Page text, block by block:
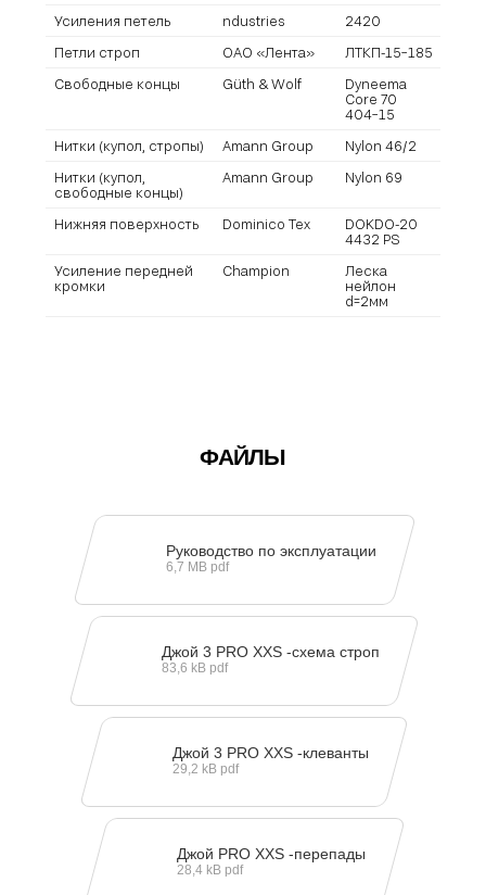
Усиления петель ndustries 2420
Петли строп ОАО «Лента» ЛТКП-15−185
Свободные концы Güth & Wolf
Dyneema
Core 70
404−15
Нитки (купол, стропы) Amann Group Nylon 46/2
Нитки (купол,
свободные концы)
Amann Group Nylon 69
Нижняя поверхность Dominico Tex
DOKDO-20
4432 PS
Усиление передней
кромки
Champion
Леска
нейлон
d=2мм
ФАЙЛЫ
Руководство по эксплуатации
6,7 MB pdf
Джой 3 PRO XXS -схема строп
83,6 kB pdf
Джой 3 PRO XXS -клеванты
29,2 kB pdf
Джой PRO XXS -перепады
28,4 kB pdf